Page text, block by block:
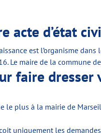
acte d’état
est l’organisme
Le maire de la commune
faire
le plus à la mairie de
uniquement les